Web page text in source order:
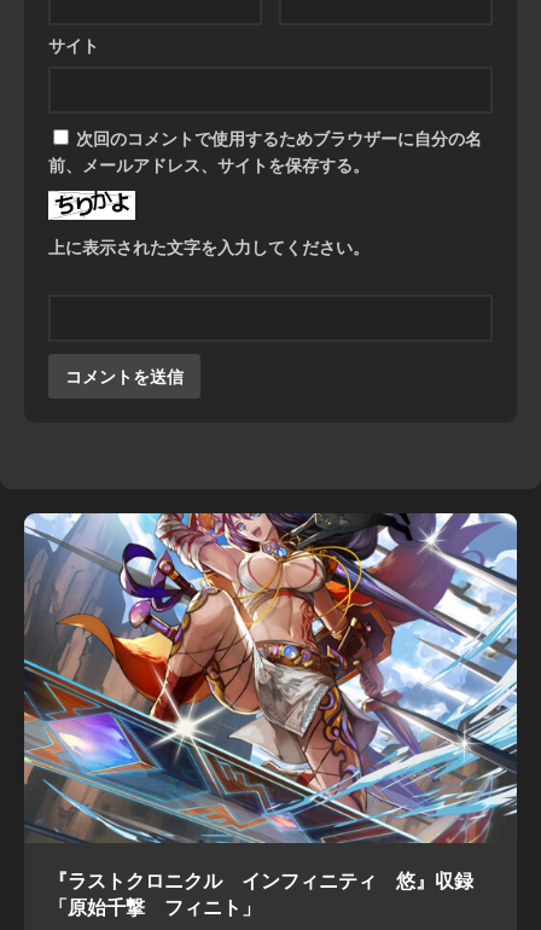
サイト
次回のコメントで使用するためブラウザーに自分の名
前、メールアドレス、サイトを保存する。
上に表示された文字を入力してください。
『ラストクロニクル インフィニティ 悠』収録
「原始千撃 フィニト」